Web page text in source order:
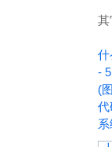
其
什
-
(
代